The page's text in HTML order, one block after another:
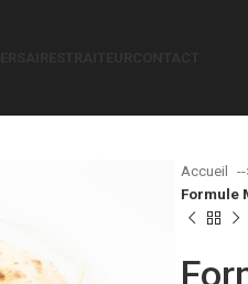
Accueil
Formule